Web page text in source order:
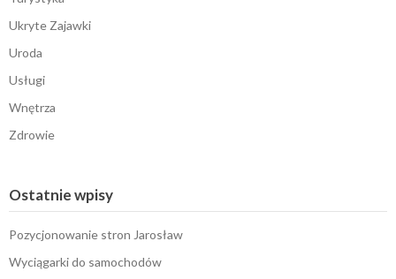
Ukryte Zajawki
Uroda
Usługi
Wnętrza
Zdrowie
Ostatnie wpisy
Pozycjonowanie stron Jarosław
Wyciągarki do samochodów